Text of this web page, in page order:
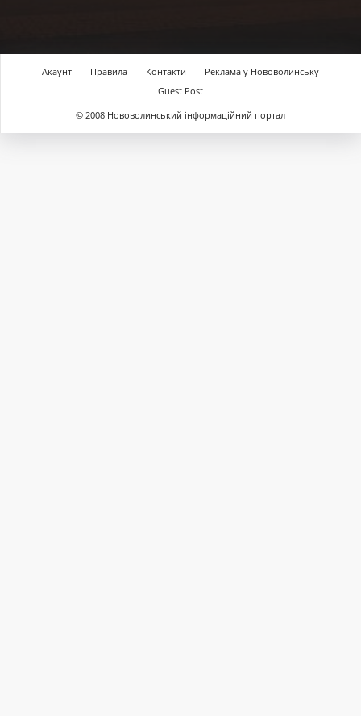
Акаунт Правила Контакти
Реклама у Нововолинську
Guest Post
© 2008 Нововолинський інформаційний портал